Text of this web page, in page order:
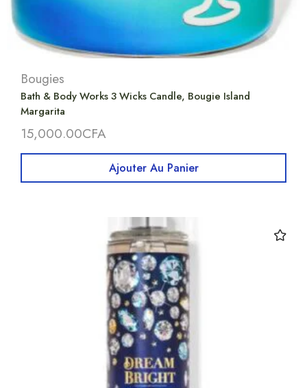
Bougies
Bath & Body Works 3 Wicks Candle, Bougie Island
Margarita
15,000.00CFA
Ajouter Au Panier